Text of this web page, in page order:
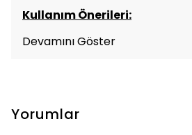
Kullanım Önerileri:
Devamını Göster
Yorumlar